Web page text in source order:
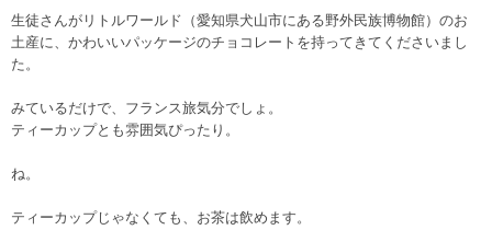
生徒さんがリトルワールド（愛知県犬山市にある野外民族博物館）のお
土産に、かわいいパッケージのチョコレートを持ってきてくださいまし
た。
みているだけで、フランス旅気分でしょ。
ティーカップとも雰囲気ぴったり。
ね。
ティーカップじゃなくても、お茶は飲めます。